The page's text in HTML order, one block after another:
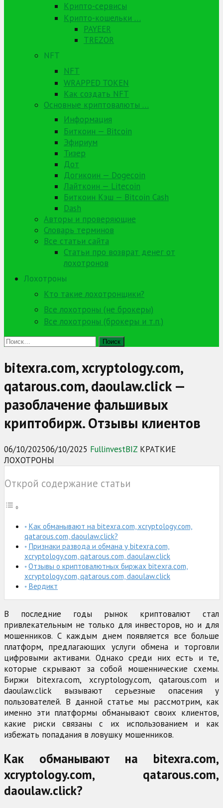
Крипто-сервисы
Крипто-кошельки …
PAYEER
TREZOR
NFT
NFT
WRAPPED TOKEN
Как создать NFT
Основные криптовалюты …
Информация
Биткоин — Bitcoin
Эфириум
Тизер
Дот
Догикоин — Dogecoin
Лайткоин — Litecoin
Биткоин Кэш — Bitcoin Cash
Dash
Авторы и проверяющие
Словарь терминов
Все статьи сайта
Статьи про возврат денег от
лохотронов
Лохотроны
Кто такие лохотронщики?
Все лохотроны (не брокеры)
Все лохотроны (брокеры и т.п.)
Найти:
bitexra.com, xcryptology.com,
qatarous.com, daoulaw.click —
разоблачение фальшивых
криптобирж. Отзывы клиентов
06/10/202506/10/2025 FullinvestBIZ КРАТКИЕ
ЛОХОТРОНЫ
Открой содержание статьи
Как обманывают на bitexra.com, xcryptology.com,
qatarous.com, daoulaw.click?
Признаки развода и обмана у bitexra.com,
xcryptology.com, qatarous.com, daoulaw.click
Отзывы о криптовалютных биржах bitexra.com,
xcryptology.com, qatarous.com, daoulaw.click
Вердикт
В последние годы рынок криптовалют стал
привлекательным не только для инвесторов, но и для
мошенников. С каждым днем появляется все больше
платформ, предлагающих услуги обмена и торговли
цифровыми активами. Однако среди них есть и те,
которые скрывают за собой мошеннические схемы.
Биржи bitexra.com, xcryptology.com, qatarous.com и
daoulaw.click вызывают серьезные опасения у
пользователей. В данной статье мы рассмотрим, как
именно эти платформы обманывают своих клиентов,
какие риски связаны с их использованием и как
избежать попадания в ловушку мошенников.
Как обманывают на bitexra.com,
xcryptology.com, qatarous.com,
daoulaw.click?